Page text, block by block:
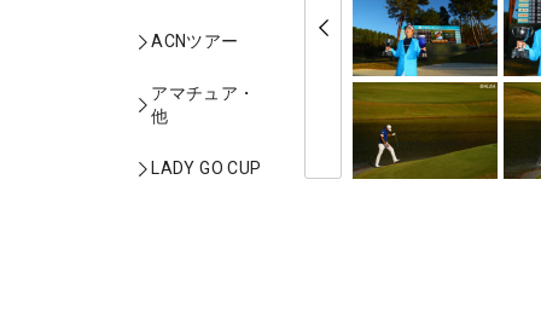
ACNツアー
アマチュア・
他
LADY GO CUP